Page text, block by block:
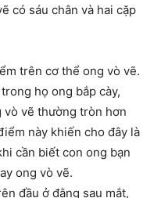
có sáu chân và hai cặp
trên cơ thể ong vò vẽ.
họ ong bắp cày,
vò vẽ thường tròn hơn
này khiến cho đây là
cần biết con ong bạn
ong vò vẽ.
đầu ở đằng sau mắt,